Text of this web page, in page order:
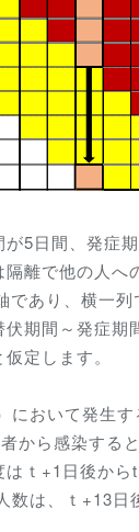
5日間、発症
離で他の人
あり、横一
期間～発症
定します。
おいて発生
から感染する
ｔ+1日後か
は、ｔ+13日